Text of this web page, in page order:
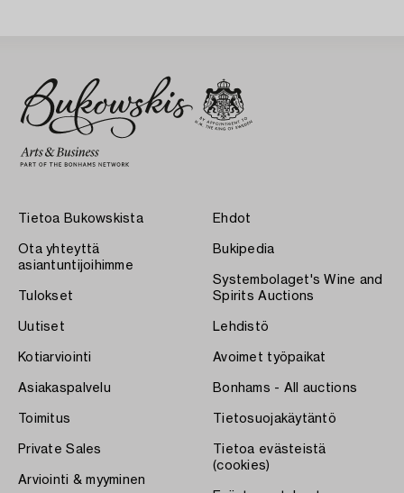
Tietoa Bukowskista
Ota yhteyttä
asiantuntijoihimme
Tulokset
Uutiset
Kotiarviointi
Asiakaspalvelu
Toimitus
Private Sales
Arviointi & myyminen
Ehdot
Bukipedia
Systembolaget's Wine and
Spirits Auctions
Lehdistö
Avoimet työpaikat
Bonhams - All auctions
Tietosuojakäytäntö
Tietoa evästeistä
(cookies)